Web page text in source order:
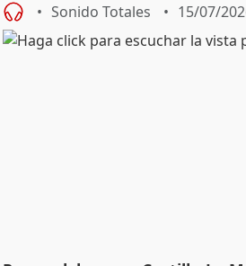
Sonido Totales 15/07/